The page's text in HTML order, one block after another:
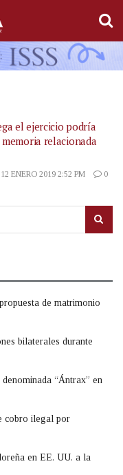
el ejercicio podría
relacionada
ENERO 2019 2:52 PM 0
de matrimonio
bilaterales durante
“Ántrax” en
cobro ilegal por
en EE. UU. a la